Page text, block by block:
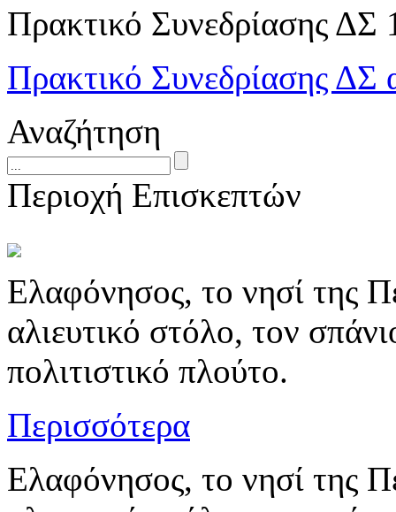
Πρακτικό Συνεδρίασης
Πρακτικό Συνεδρίασης
Αναζήτηση
Περιοχή Επισκεπτών
Ελαφόνησος, το νησί της
αλιευτικό στόλο, τον
πολιτιστικό πλούτο.
Περισσότερα
Ελαφόνησος, το νησί της